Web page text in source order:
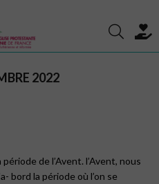
2022
de l’Avent. l’Avent, nous
bord la période où l’on se